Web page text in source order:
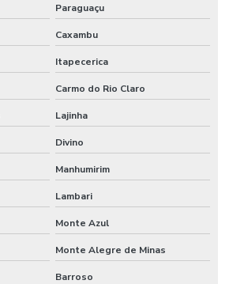
Paraguaçu
Caxambu
Itapecerica
Carmo do Rio Claro
Lajinha
Divino
Manhumirim
Lambari
Monte Azul
Monte Alegre de Minas
Barroso